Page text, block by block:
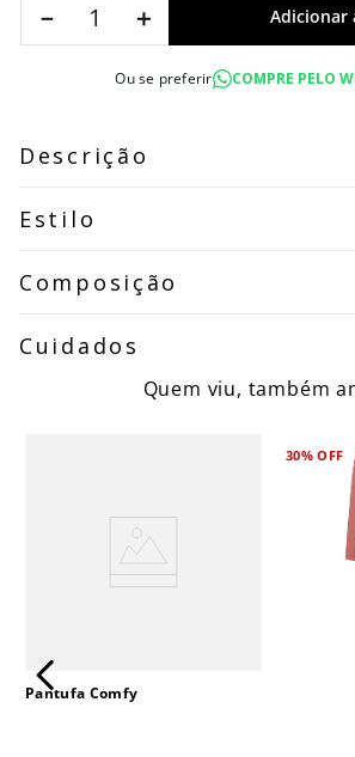
＋
－
Ou se preferir COMPRE PELO
Descrição
Estilo
Composição
Cuidados
Quem viu, também
Pantufa Comfy
30%OFF